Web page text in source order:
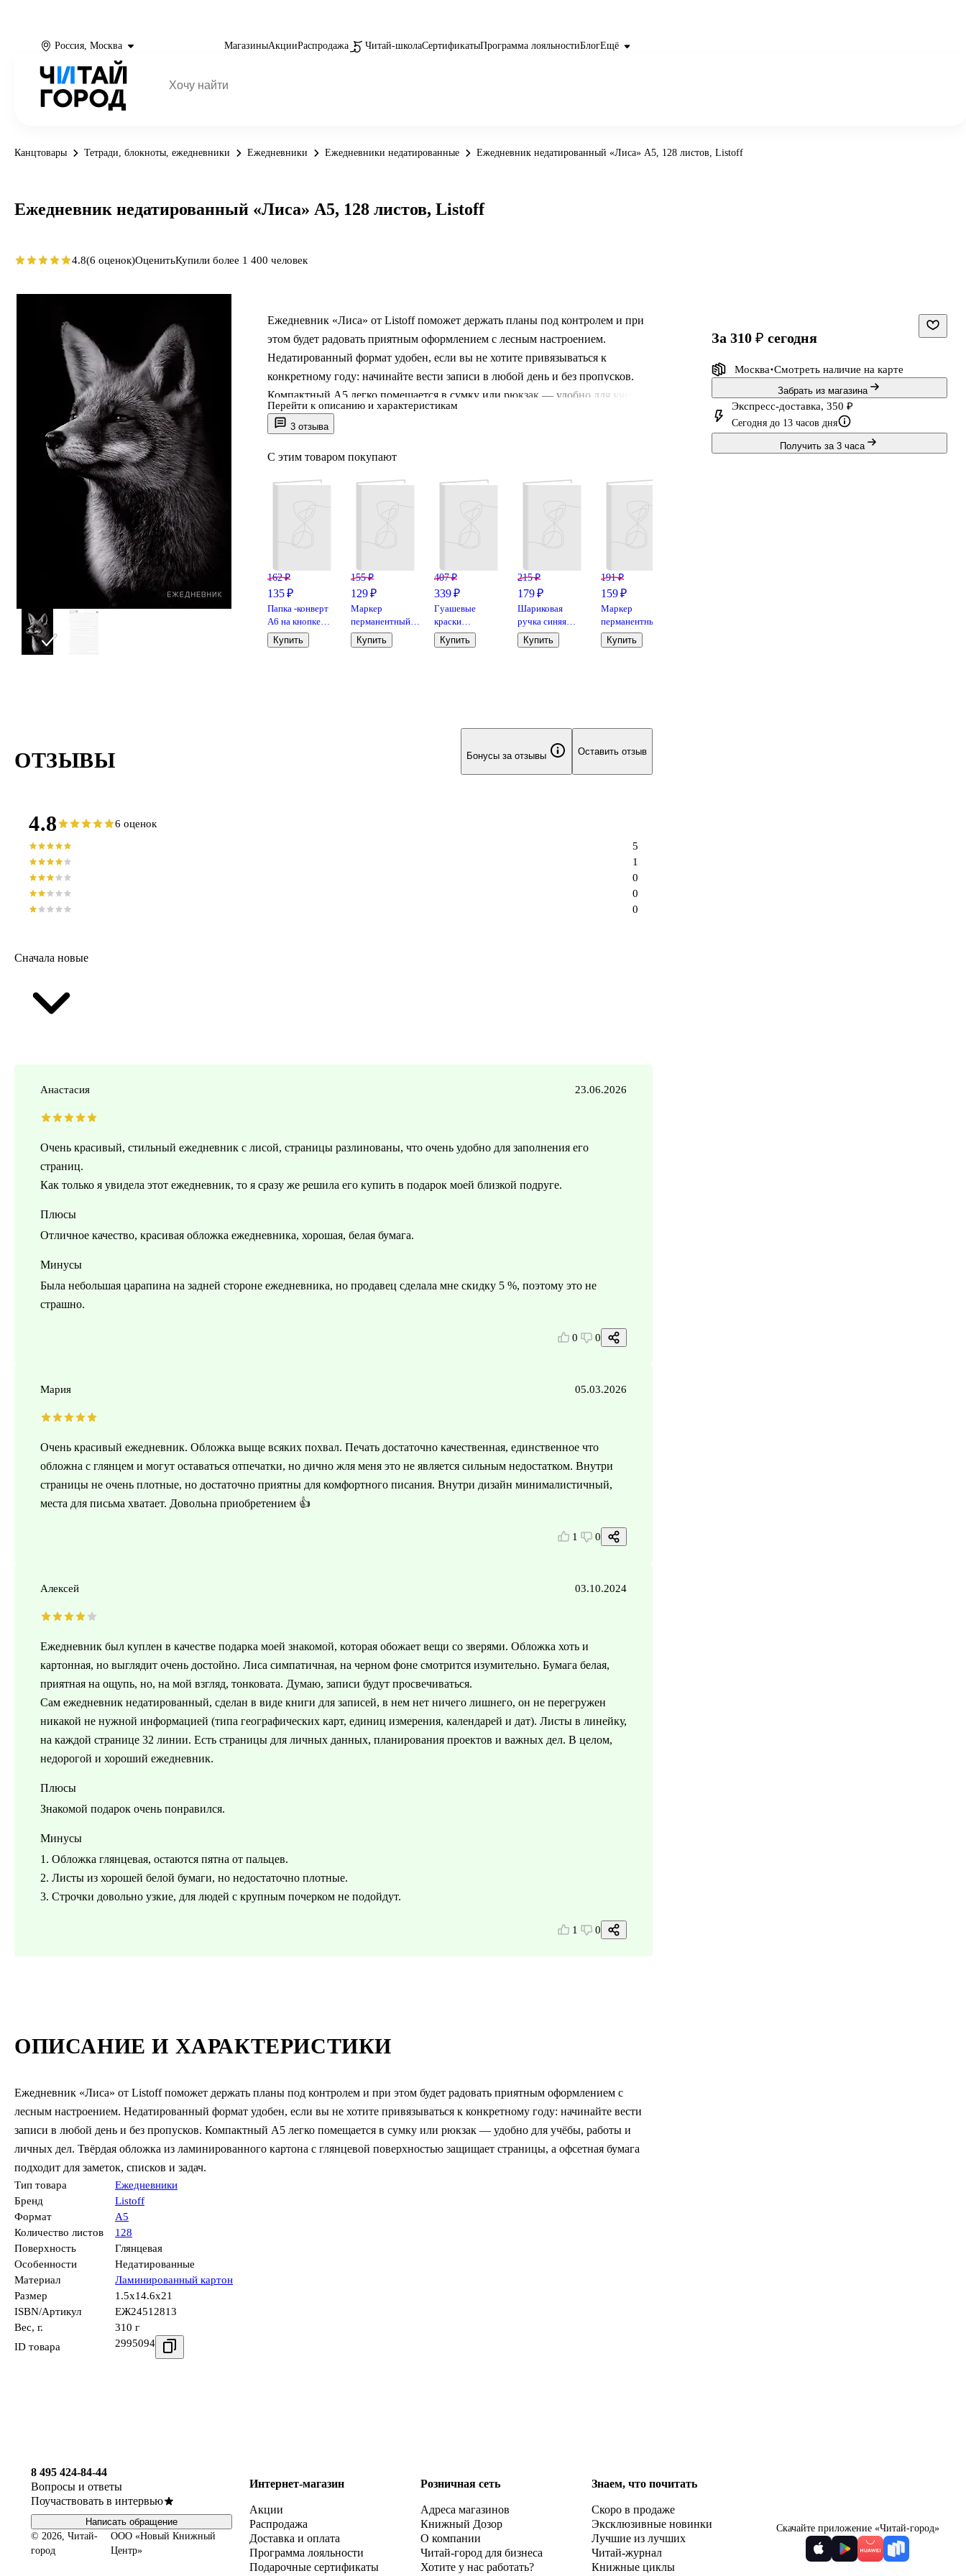
Россия, Москва МагазиныАкцииРаспродажа Читай-школаСертификатыПрограмма лояльностиБлогЕщё
Канцтовары Тетради, блокноты, ежедневники Ежедневники Ежедневники недатированные Ежедневник недатированный «Лиса» А5, 128 листов, Listoff
3 отзыва
Ежедневник «Лиса» от Listoff поможет держать планы под контролем и при
этом будет радовать приятным оформлением с лесным настроением.
Недатированный формат удобен, если вы не хотите привязываться к
конкретному году: начинайте вести записи в любой день и без пропусков.
Компактный А5 легко помещается в сумку или рюкзак — удобно для учёбы,
работы и личных дел. Твёрдая обложка из ламинированного картона с
глянцевой поверхностью защищает страницы, а офсетная бумага подходит
для заметок, списков и задач.
Перейти к описанию и характеристикам
С этим товаром покупают
162 ₽
135 ₽
Папка -конверт
А6 на кнопке
вертикальный, в
ассортименте,
Купить
155 ₽
129 ₽
Маркер
перманентный
«Multi Marker»
чёрный 1-2 мм,
Купить
407 ₽
339 ₽
Гуашевые
краски
«Классика» 6
цветов, 20 мл,
Купить
215 ₽
179 ₽
Шариковая
ручка синяя
автоматическая,
BPGP-10R-F (L),
Купить
191 ₽
159 ₽
Маркер
перманентный
чёрный,
двухсторонний,
Купить
Ежедневник недатированный «Лиса» А5, 128 листов, Listoff
4.8(6 оценок)ОценитьКупили более 1 400 человек
за 310 ₽ сегодня
Москва Смотреть наличие на карте
Забрать из магазина
Экспресс-доставка, 350 ₽
Сегодня до 13 часов дня
Получить за 3 часа
ОПИСАНИЕ И ХАРАКТЕРИСТИКИ
Ежедневник «Лиса» от Listoff поможет держать планы под контролем и при этом будет радовать приятным оформлением с
лесным настроением. Недатированный формат удобен, если вы не хотите привязываться к конкретному году: начинайте вести
записи в любой день и без пропусков. Компактный А5 легко помещается в сумку или рюкзак — удобно для учёбы, работы и
личных дел. Твёрдая обложка из ламинированного картона с глянцевой поверхностью защищает страницы, а офсетная бумага
подходит для заметок, списков и задач.
Тип товара
Ежедневники
Бренд
Listoff
Формат
А5
Количество листов
128
Поверхность
Глянцевая
Особенности
Недатированные
Материал
Ламинированный картон
Размер
1.5x14.6x21
ISBN/Артикул
ЕЖ24512813
Вес, г.
310 г
ID товара
2995094
ОТЗЫВЫ Бонусы за отзывы Оставить отзыв
4.8 6 оценок
0
0
0
1
5
Сначала новые
Анастасия 23.06.2026
Очень красивый, стильный ежедневник с лисой, страницы разлинованы, что очень удобно для заполнения его
страниц.
Как только я увидела этот ежедневник, то я сразу же решила его купить в подарок моей близкой подруге.
Плюсы
Отличное качество, красивая обложка ежедневника, хорошая, белая бумага.
Минусы
Была небольшая царапина на задней стороне ежедневника, но продавец сделала мне скидку 5 %, поэтому это не
страшно.
0 0
Мария 05.03.2026
Очень красивый ежедневник. Обложка выще всяких похвал. Печать достаточно качественная, единственное что
обложна с глянцем и могут оставаться отпечатки, но дично жля меня это не является сильным недостатком. Внутри
страницы не очень плотные, но достаточно приятны для комфортного писания. Внутри дизайн минималистичный,
места для письма хватает. Довольна приобретением 👍
1 0
Алексей 03.10.2024
Ежедневник был куплен в качестве подарка моей знакомой, которая обожает вещи со зверями. Обложка хоть и
картонная, но выглядит очень достойно. Лиса симпатичная, на черном фоне смотрится изумительно. Бумага белая,
приятная на ощупь, но, на мой взгляд, тонковата. Думаю, записи будут просвечиваться.
Сам ежедневник недатированный, сделан в виде книги для записей, в нем нет ничего лишнего, он не перегружен
никакой не нужной информацией (типа географических карт, единиц измерения, календарей и дат). Листы в линейку,
на каждой странице 32 линии. Есть страницы для личных данных, планирования проектов и важных дел. В целом,
недорогой и хороший ежедневник.
Плюсы
Знакомой подарок очень понравился.
Минусы
1. Обложка глянцевая, остаются пятна от пальцев.
2. Листы из хорошей белой бумаги, но недостаточно плотные.
3. Строчки довольно узкие, для людей с крупным почерком не подойдут.
1 0
8 495 424-84-44
Вопросы и ответы
Поучаствовать в интервью
Написать обращение
© 2026, Читай-
город
ООО «Новый Книжный
Центр»
Интернет-магазин
Акции
Распродажа
Доставка и оплата
Программа лояльности
Подарочные сертификаты
Розничная сеть
Адреса магазинов
Книжный Дозор
О компании
Читай-город для бизнеса
Хотите у нас работать?
Знаем, что почитать
Скоро в продаже
Эксклюзивные новинки
Лучшие из лучших
Читай-журнал
Книжные циклы
Скачайте приложение «Читай-город»